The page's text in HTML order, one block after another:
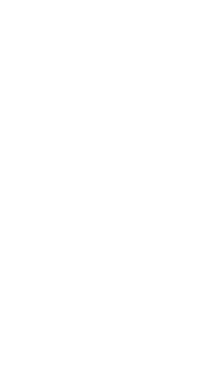
栄養素の代謝/④食物と栄
と吸収/③各栄養素の消化
順化/⑥発熱とうつ熱
的特徴/③運動と加齢
者の生理学的特徴・変
言）/③選択の自由
情報の保護